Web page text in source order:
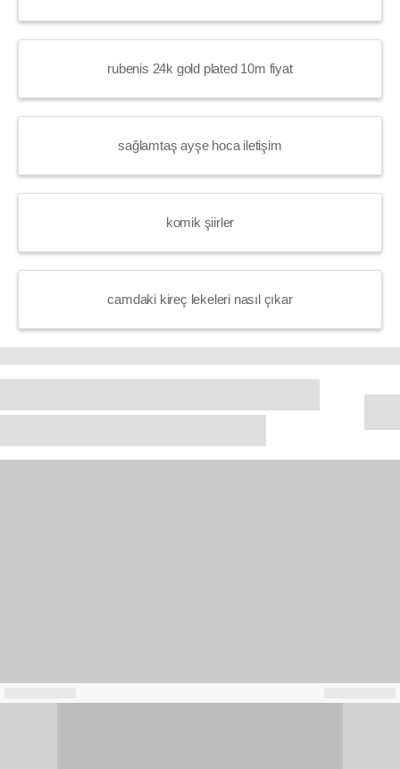
rubenis 24k gold plated 10m fiyat
sağlamtaş ayşe hoca iletişim
komik şiirler
camdaki kireç lekeleri nasıl çıkar